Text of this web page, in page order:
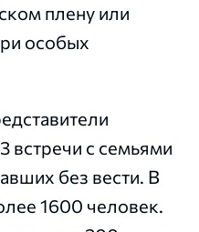
плену или
особых
встречи с семьями
без вести. В
1600 человек.